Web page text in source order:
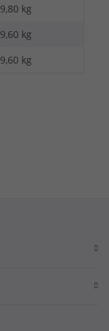
9,80 kg
9,60 kg
9,60 kg